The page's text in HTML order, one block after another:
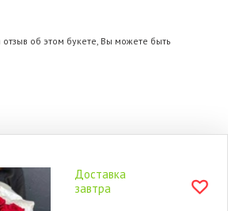
отзыв об этом букете, Вы можете быть
Доставка
завтра